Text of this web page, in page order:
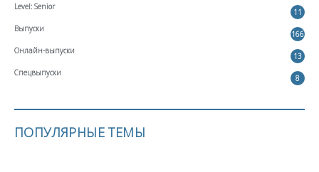
Level: Senior
11
Выпуски
166
Онлайн-выпуски
13
Спецвыпуски
8
ПОПУЛЯРНЫЕ ТЕМЫ